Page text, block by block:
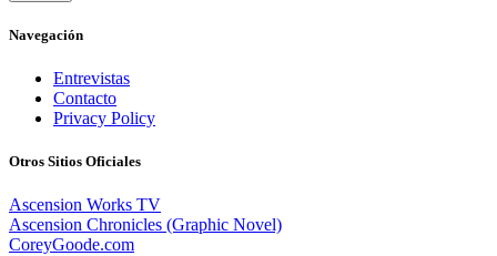
Navegación
Entrevistas
Contacto
Privacy Policy
Otros Sitios Oficiales
Ascension Works TV
Ascension Chronicles (Graphic Novel)
CoreyGoode.com